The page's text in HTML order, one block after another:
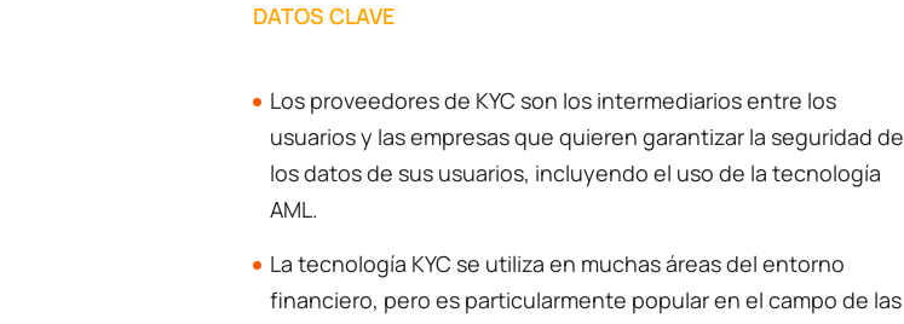
DATOS CLAVE
Los proveedores de KYC son los intermediarios entre los
usuarios y las empresas que quieren garantizar la seguridad de
los datos de sus usuarios, incluyendo el uso de la tecnología
AML.
La tecnología KYC se utiliza en muchas áreas del entorno
financiero, pero es particularmente popular en el campo de las